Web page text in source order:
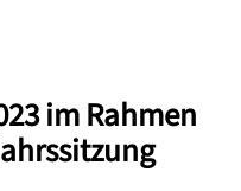
im Rahmen